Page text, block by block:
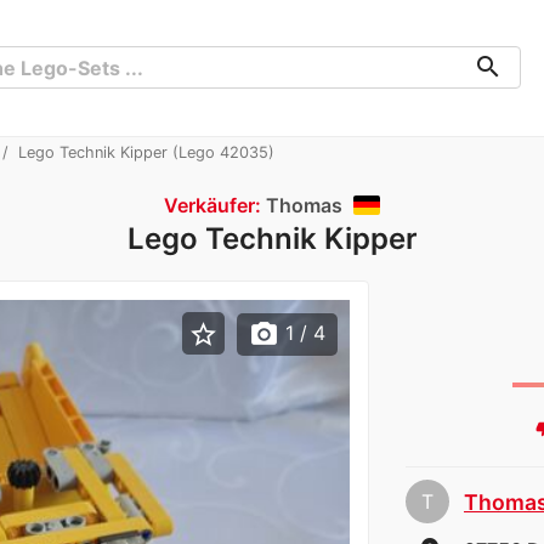
search
Lego Technik Kipper (Lego 42035)
Verkäufer: Thomas
Lego Technik Kipper
T
star_border photo_camera 1 / 4